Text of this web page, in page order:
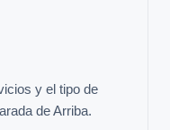
y el tipo de
de Arriba.